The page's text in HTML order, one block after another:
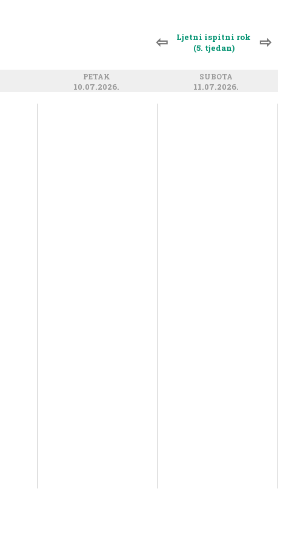
⇦
Ljetni ispitni rok
(5. tjedan)
⇨
PETAK
10.07.2026.
SUBOTA
11.07.2026.